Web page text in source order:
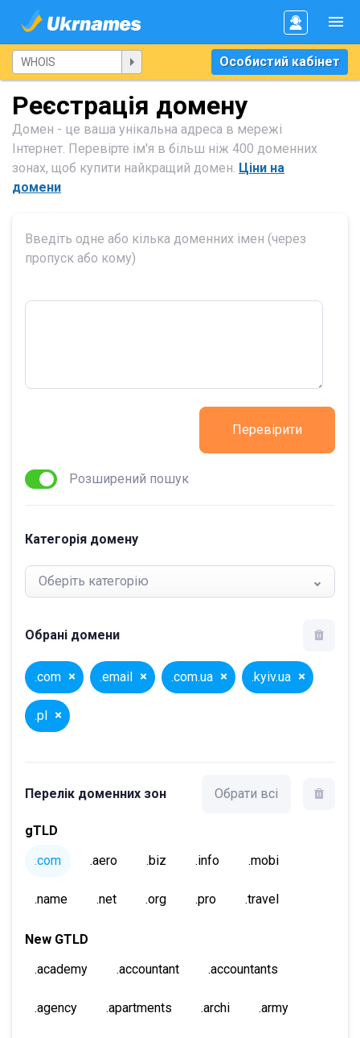
Особистий кабінет
Реєстрація домену
Домен - це ваша унікальна адреса в мережі
Інтернет. Перевірте ім'я в більш ніж 400 доменних
зонах, щоб купити найкращий домен. Ціни на
домени
Введіть одне або кілька доменних імен (через
пропуск або кому)
Перевірити
Розширений пошук
Категорія домену
Оберіть категорію
Обрані домени
.com .email .com.ua .kyiv.ua
.pl
Перелік доменних зон Обрати всі
gTLD
.com
.aero .biz .info .mobi
.name .net .org .pro .travel
New GTLD
.academy
.accountant .accountants
.agency .apartments .archi .army